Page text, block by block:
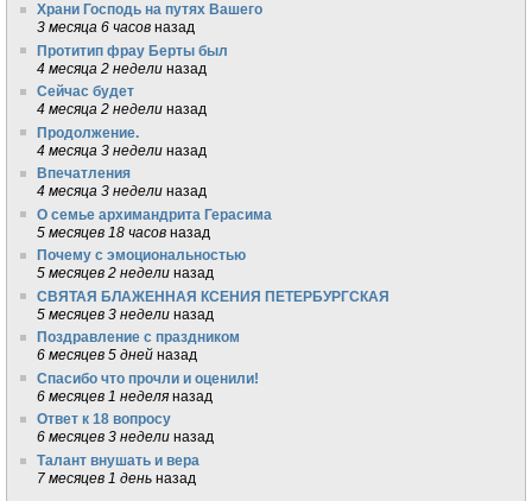
Храни Господь на путях Вашего
3 месяца 6 часов назад
Протитип фрау Берты был
4 месяца 2 недели назад
Сейчас будет
4 месяца 2 недели назад
Продолжение.
4 месяца 3 недели назад
Впечатления
4 месяца 3 недели назад
О семье архимандрита Герасима
5 месяцев 18 часов назад
Почему с эмоциональностью
5 месяцев 2 недели назад
СВЯТАЯ БЛАЖЕННАЯ КСЕНИЯ ПЕТЕРБУРГСКАЯ
5 месяцев 3 недели назад
Поздравление с праздником
6 месяцев 5 дней назад
Спасибо что прочли и оценили!
6 месяцев 1 неделя назад
Ответ к 18 вопросу
6 месяцев 3 недели назад
Талант внушать и вера
7 месяцев 1 день назад